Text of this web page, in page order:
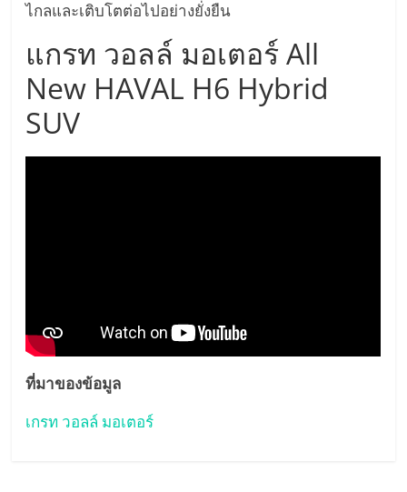
ไกลและเติบโตต่อไปอย่างยั่งยืน
แกรท วอลล์ มอเตอร์ All
New HAVAL H6 Hybrid
SUV
ที่มาของข้อมูล
เกรท วอลล์ มอเตอร์